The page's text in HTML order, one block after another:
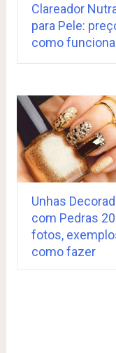
Clareador
para Pele:
como
Unhas
com Pedras
fotos,
como fazer